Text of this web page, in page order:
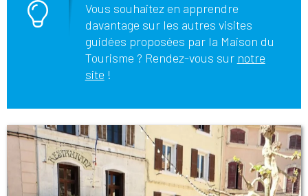
Vous souhaitez en apprendre
davantage sur les autres visites
guidées proposées par la Maison du
Tourisme ? Rendez-vous sur notre
site !